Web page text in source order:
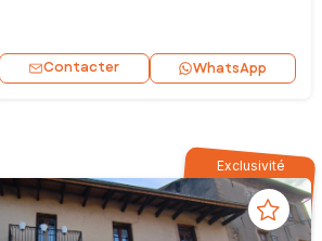
Contacter WhatsApp
Exclusivité